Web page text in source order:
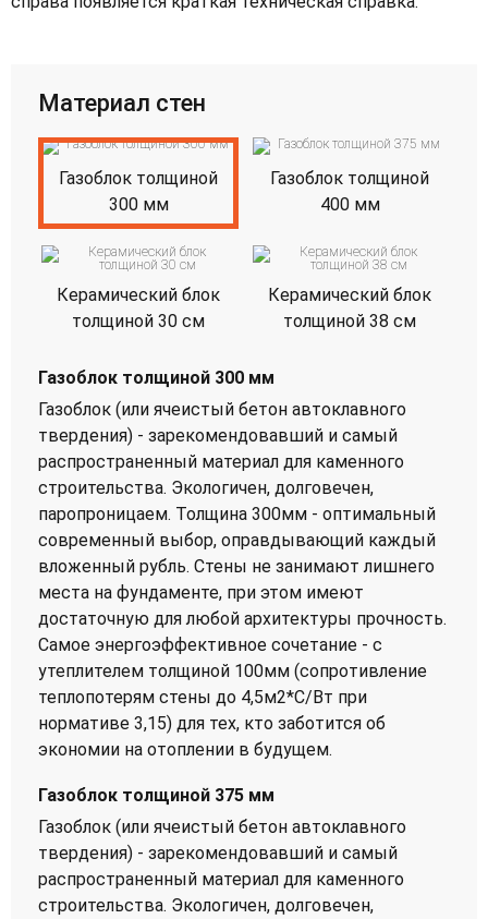
Материал стен
Газоблок толщиной
300 мм
Газоблок толщиной
400 мм
Керамический блок
толщиной 30 см
Керамический блок
толщиной 38 см
Газоблок толщиной 300 мм
Газоблок (или ячеистый бетон автоклавного
твердения) - зарекомендовавший и самый
распространенный материал для каменного
строительства. Экологичен, долговечен,
паропроницаем. Толщина 300мм - оптимальный
современный выбор, оправдывающий каждый
вложенный рубль. Стены не занимают лишнего
места на фундаменте, при этом имеют
достаточную для любой архитектуры прочность.
Самое энергоэффективное сочетание - с
утеплителем толщиной 100мм (сопротивление
теплопотерям стены до 4,5м2*С/Вт при
нормативе 3,15) для тех, кто заботится об
экономии на отоплении в будущем.
Газоблок толщиной 375 мм
Газоблок (или ячеистый бетон автоклавного
твердения) - зарекомендовавший и самый
распространенный материал для каменного
строительства. Экологичен, долговечен,